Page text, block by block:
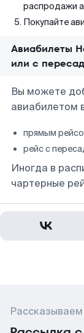
распродажи
Покупайте
Авиабилеты
или с
Вы можете
авиабилетом
прямым
рейс с
Иногда в
чартерные